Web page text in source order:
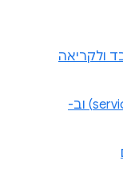
ולקריאה
תמיכה בקובצי שירות (service workers) וב-